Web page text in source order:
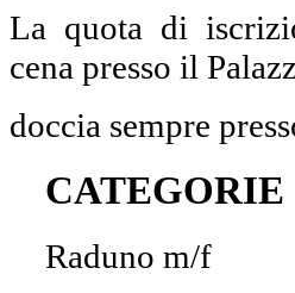
La quota di
cena presso il
doccia sempre
CATEGORIE
Raduno m/f